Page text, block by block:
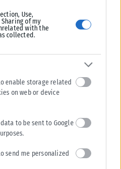
Use,
of my
with the
collected.
enable storage related
on web or device
to be sent to Google
send me personalized